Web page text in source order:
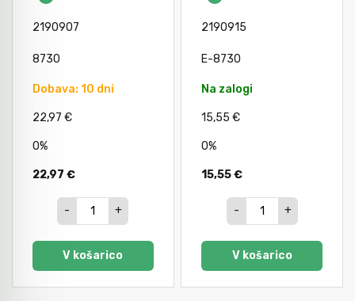
2190907
8730
Dobava: 10 dni
22,97 €
0%
22,97 €
- +
V košarico
2190915
E-8730
Na zalogi
15,55 €
0%
15,55 €
- +
V košarico
Inštalatersko orodje
Gozdarsko orodje
Dom in vrt